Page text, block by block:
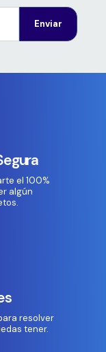
Enviar
el 100%
algún
resolver
tener.